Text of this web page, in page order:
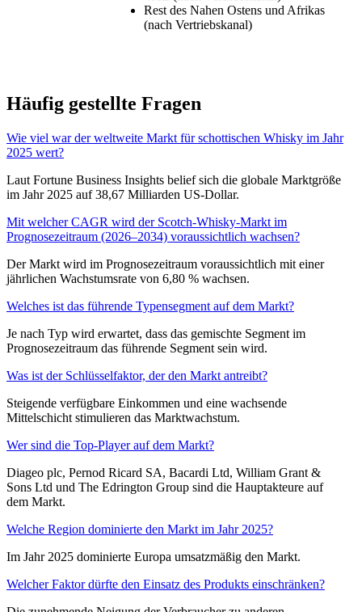
Rest des Nahen Ostens und Afrikas
(nach Vertriebskanal)
Häufig gestellte Fragen
Wie viel war der weltweite Markt für schottischen Whisky im Jahr
2025 wert?
Laut Fortune Business Insights belief sich die globale Marktgröße
im Jahr 2025 auf 38,67 Milliarden US-Dollar.
Mit welcher CAGR wird der Scotch-Whisky-Markt im
Prognosezeitraum (2026–2034) voraussichtlich wachsen?
Der Markt wird im Prognosezeitraum voraussichtlich mit einer
jährlichen Wachstumsrate von 6,80 % wachsen.
Welches ist das führende Typensegment auf dem Markt?
Je nach Typ wird erwartet, dass das gemischte Segment im
Prognosezeitraum das führende Segment sein wird.
Was ist der Schlüsselfaktor, der den Markt antreibt?
Steigende verfügbare Einkommen und eine wachsende
Mittelschicht stimulieren das Marktwachstum.
Wer sind die Top-Player auf dem Markt?
Diageo plc, Pernod Ricard SA, Bacardi Ltd, William Grant &
Sons Ltd und The Edrington Group sind die Hauptakteure auf
dem Markt.
Welche Region dominierte den Markt im Jahr 2025?
Im Jahr 2025 dominierte Europa umsatzmäßig den Markt.
Welcher Faktor dürfte den Einsatz des Produkts einschränken?